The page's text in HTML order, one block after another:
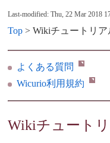
Last-modified: Thu, 22 Mar 2018
Top > Wikiチュートリア
よくある質問
Wicurio利用規約
Wikiチュート